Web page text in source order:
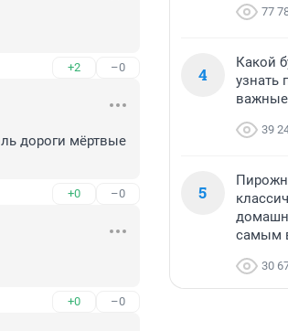
+2 –0
дороги мёртвые
+0 –0
+0 –0
77
4
Какой
узнать
39
5
самым
30